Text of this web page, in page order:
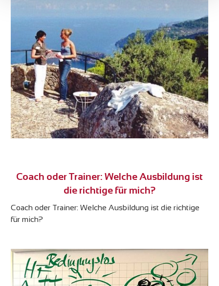
Coach oder Trainer: Welche Ausbildung ist
die richtige für mich?
Coach oder Trainer: Welche Ausbildung ist die richtige
für mich?